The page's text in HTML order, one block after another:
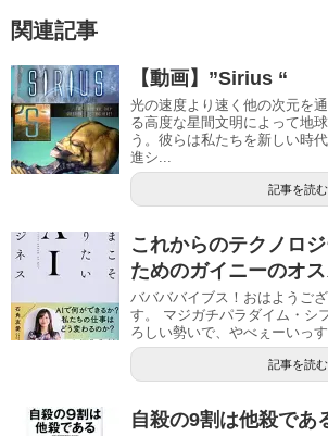
関連記事
【動画】”Sirius “
光の速度より速く他の次元を
る高度な星間文明によって地
う。彼らは私たちを新しい時
進シ...
記事を読む
これからのテクノロ
ためのガイニーのオ
ババババイブス！おはようご
す。 マジガチパラダイム・シ
ろしい勢いで、やべぇーいっす
記事を読む
自殺の9割は他殺であ